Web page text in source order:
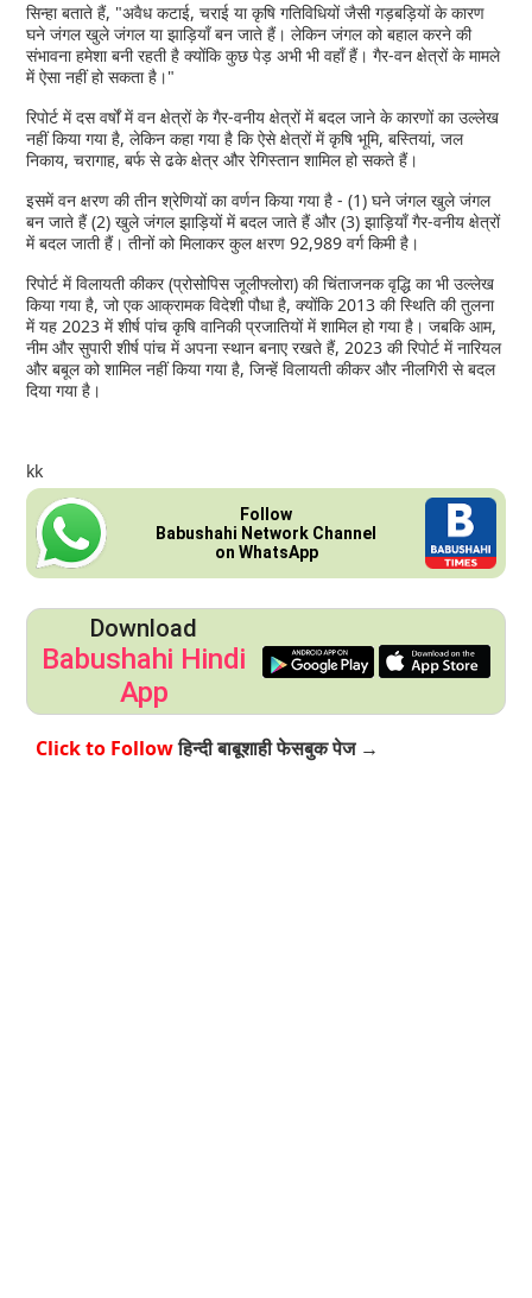
सिन्हा बताते हैं, "अवैध कटाई, चराई या कृषि गतिविधियों जैसी गड़बड़ियों के कारण
घने जंगल खुले जंगल या झाड़ियाँ बन जाते हैं। लेकिन जंगल को बहाल करने की
संभावना हमेशा बनी रहती है क्योंकि कुछ पेड़ अभी भी वहाँ हैं। गैर-वन क्षेत्रों के मामले
में ऐसा नहीं हो सकता है।"
रिपोर्ट में दस वर्षों में वन क्षेत्रों के गैर-वनीय क्षेत्रों में बदल जाने के कारणों का उल्लेख
नहीं किया गया है, लेकिन कहा गया है कि ऐसे क्षेत्रों में कृषि भूमि, बस्तियां, जल
निकाय, चरागाह, बर्फ से ढके क्षेत्र और रेगिस्तान शामिल हो सकते हैं।
इसमें वन क्षरण की तीन श्रेणियों का वर्णन किया गया है - (1) घने जंगल खुले जंगल
बन जाते हैं (2) खुले जंगल झाड़ियों में बदल जाते हैं और (3) झाड़ियाँ गैर-वनीय क्षेत्रों
में बदल जाती हैं। तीनों को मिलाकर कुल क्षरण 92,989 वर्ग किमी है।
रिपोर्ट में विलायती कीकर (प्रोसोपिस जूलीफ्लोरा) की चिंताजनक वृद्धि का भी उल्लेख
किया गया है, जो एक आक्रामक विदेशी पौधा है, क्योंकि 2013 की स्थिति की तुलना
में यह 2023 में शीर्ष पांच कृषि वानिकी प्रजातियों में शामिल हो गया है। जबकि आम,
नीम और सुपारी शीर्ष पांच में अपना स्थान बनाए रखते हैं, 2023 की रिपोर्ट में नारियल
और बबूल को शामिल नहीं किया गया है, जिन्हें विलायती कीकर और नीलगिरी से बदल
दिया गया है।
kk
Follow
Babushahi Network Channel
on WhatsApp
Download
Babushahi Hindi
App
हिन्दी बाबूशाही फेसबुक पेज →